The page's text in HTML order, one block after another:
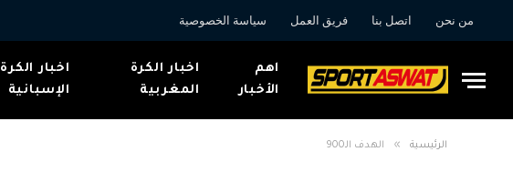
من نحن اتصل بنا فريق العمل سياسة الخصوصية
اهم
الأخبار
اخبار الكرة
المغربية
اخبار الكرة
الإسبانية
الرئيسية » الهدف الـ900